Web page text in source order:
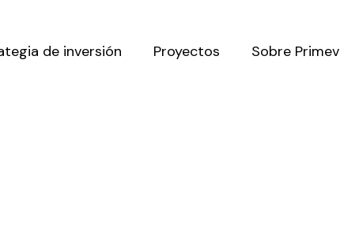
de inversión Proyectos Sobre